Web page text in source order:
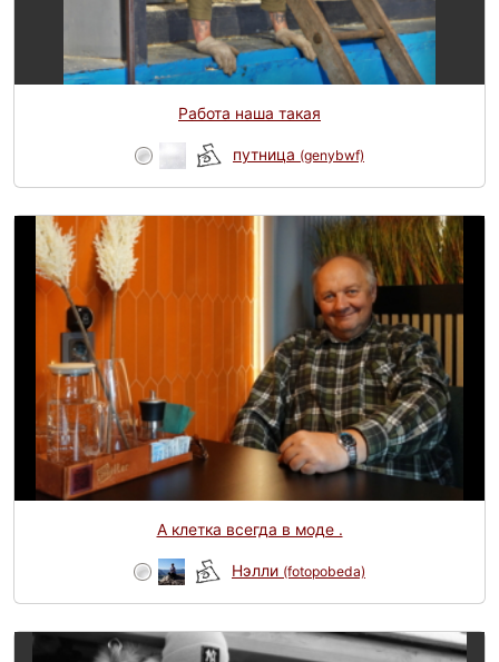
Работа наша такая
путница (genybwf)
А клетка всегда в моде .
Нэлли (fotopobeda)